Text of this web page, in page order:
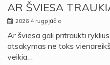
AR ŠVIESA
2026 4 rugpjūčio
Ar šviesa gali pritraukti
atsakymas ne toks
veikia…